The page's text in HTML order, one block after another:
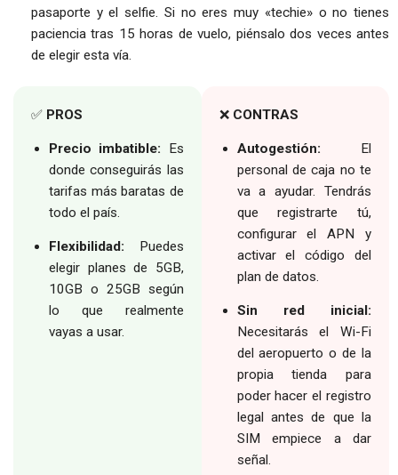
pasaporte y el selfie. Si no eres muy «techie» o no tienes
paciencia tras 15 horas de vuelo, piénsalo dos veces antes
de elegir esta vía.
✅ PROS
Precio imbatible: Es
donde conseguirás las
tarifas más baratas de
todo el país.
Flexibilidad: Puedes
elegir planes de 5GB,
10GB o 25GB según
lo que realmente
vayas a usar.
❌ CONTRAS
Autogestión: El
personal de caja no te
va a ayudar. Tendrás
que registrarte tú,
configurar el APN y
activar el código del
plan de datos.
Sin red inicial:
Necesitarás el Wi-Fi
del aeropuerto o de la
propia tienda para
poder hacer el registro
legal antes de que la
SIM empiece a dar
señal.